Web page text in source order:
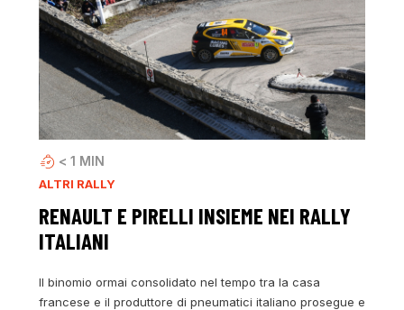
< 1 MIN
ALTRI RALLY
RENAULT E PIRELLI INSIEME NEI RALLY
ITALIANI
Il binomio ormai consolidato nel tempo tra la casa
francese e il produttore di pneumatici italiano prosegue e